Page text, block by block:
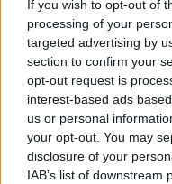
If you wish to opt-out of
processing of your
targeted advertising by
section to confirm your
opt-out request is
interest-based ads
us or personal
your opt-out. You may
disclosure of your
IAB’s list of